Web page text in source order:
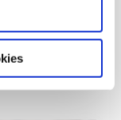
resultaten